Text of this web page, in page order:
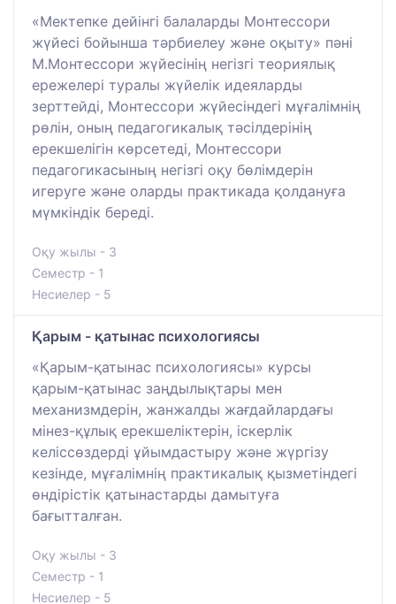
«Мектепке дейінгі балаларды Монтессори
жүйесі бойынша тәрбиелеу және оқыту» пәні
М.Монтессори жүйесінің негізгі теориялық
ережелері туралы жүйелік идеяларды
зерттейді, Монтессори жүйесіндегі мұғалімнің
рөлін, оның педагогикалық тәсілдерінің
ерекшелігін көрсетеді, Монтессори
педагогикасының негізгі оқу бөлімдерін
игеруге және оларды практикада қолдануға
мүмкіндік береді.
Оқу жылы - 3
Семестр - 1
Несиелер - 5
Қарым - қатынас психологиясы
«Қарым-қатынас психологиясы» курсы
қарым-қатынас заңдылықтары мен
механизмдерін, жанжалды жағдайлардағы
мінез-құлық ерекшеліктерін, іскерлік
келіссөздерді ұйымдастыру және жүргізу
кезінде, мұғалімнің практикалық қызметіндегі
өндірістік қатынастарды дамытуға
бағытталған.
Оқу жылы - 3
Семестр - 1
Несиелер - 5